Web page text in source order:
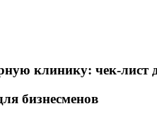
клинику: чек-лист
бизнесменов